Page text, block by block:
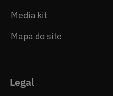
Media kit
Mapa do site
Legal